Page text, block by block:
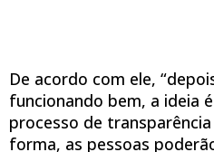
De acordo com ele,
funcionando bem, a ideia
processo de
forma, as pessoas